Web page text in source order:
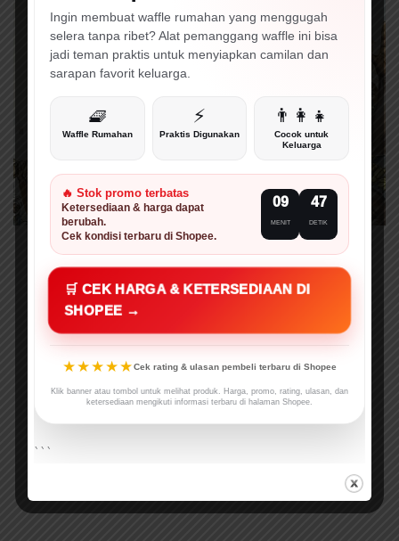
Mansa Musa, orang terkaya sepanjang masa
yang memiliki harta senilai Rp 5.897 triliun.
(Foto: MNC Media)
Ingin membuat waffle rumahan yang menggugah
selera tanpa ribet? Alat pemanggang waffle ini bisa
jadi teman praktis untuk menyiapkan camilan dan
sarapan favorit keluarga.
🧇
Waffle Rumahan
⚡
Praktis Digunakan
👨‍👩‍👧
Cocok untuk
Keluarga
🔥 Stok promo terbatas
Ketersediaan & harga dapat
berubah.
Cek kondisi terbaru di Shopee.
09
MENIT
46
DETIK
🛒 CEK HARGA & KETERSEDIAAN DI
SHOPEE →
★★★★★Cek rating & ulasan pembeli terbaru di Shopee
Klik banner atau tombol untuk melihat produk. Harga, promo, rating, ulasan, dan
ketersediaan mengikuti informasi terbaru di halaman Shopee.
```